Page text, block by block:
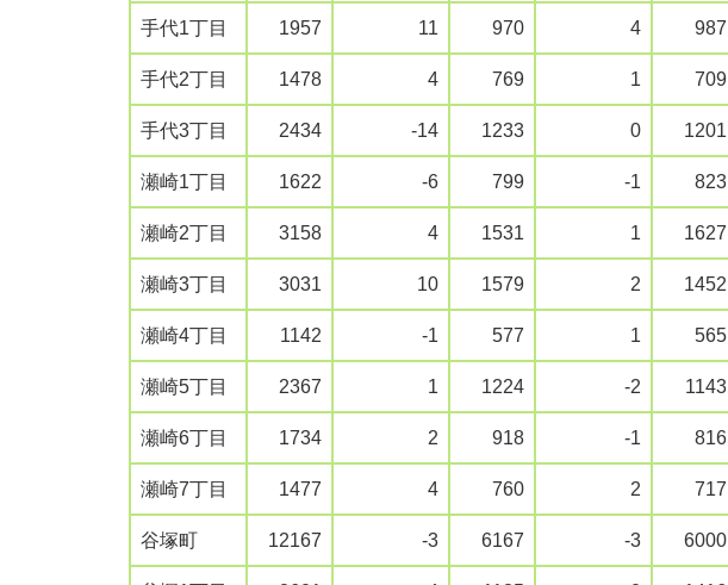
手代1丁目 1957 11 970 4 987
手代2丁目 1478 4 769 1 709
手代3丁目 2434 -14 1233 0 1201
瀬崎1丁目 1622 -6 799 -1 823
瀬崎2丁目 3158 4 1531 1 1627
瀬崎3丁目 3031 10 1579 2 1452
瀬崎4丁目 1142 -1 577 1 565
瀬崎5丁目 2367 1 1224 -2 1143
瀬崎6丁目 1734 2 918 -1 816
瀬崎7丁目 1477 4 760 2 717
谷塚町 12167 -3 6167 -3 6000